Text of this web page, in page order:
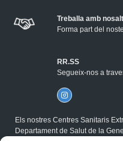
Treballa amb
Forma part del
RR.SS
Segueix-nos a
Els nostres Centres Sanitaris
Departament de Salut de la